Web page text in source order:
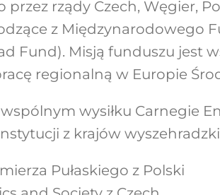
rządy Czech, Węgier,
z Międzynarodowego
Fund). Misją funduszu jest
regionalną w Europie
wysiłku Carnegie
z krajów
Pułaskiego z Polski